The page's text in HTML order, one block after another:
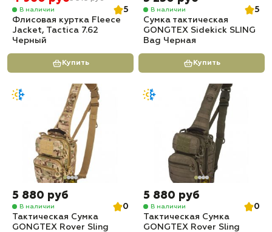
В наличии
5
Флисовая куртка Fleece
Jacket, Tactica 7.62
Черный
Купить
В наличии
5
Сумка тактическая
GONGTEX Sidekick SLING
Bag Черная
Купить
5 880 руб
В наличии
0
Тактическая Сумка
GONGTEX Rover Sling
5 880 руб
В наличии
0
Тактическая Сумка
GONGTEX Rover Sling